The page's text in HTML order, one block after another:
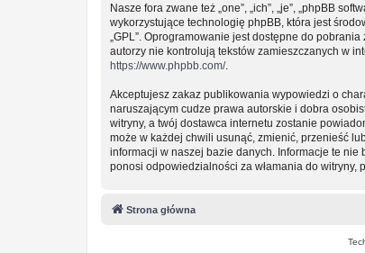
Nasze fora zwane też „one”, „ich”, „je”, „phpBB
wykorzystujące technologię phpBB, która jest
„GPL”. Oprogramowanie jest dostępne do pobrania
autorzy nie kontrolują tekstów zamieszczanych w
https://www.phpbb.com/.
Akceptujesz zakaz publikowania wypowiedzi o
naruszającym cudze prawa autorskie i dobra
witryny, a twój dostawca internetu zostanie
może w każdej chwili usunąć, zmienić, przenieść
informacji w naszej bazie danych. Informacje te nie
ponosi odpowiedzialności za włamania do witryny,
Strona główna